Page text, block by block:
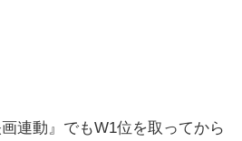
連動』でもW1位を取ってから